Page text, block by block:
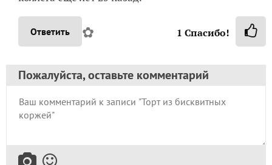
Ответить ✿ 1 Спасибо!
Пожалуйста, оставьте комментарий